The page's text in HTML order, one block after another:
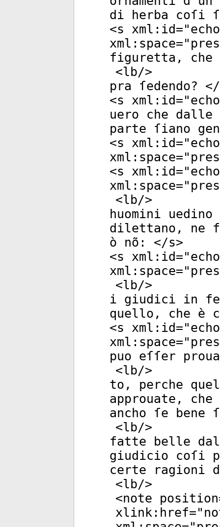
di herba coſi
<s xml:id="
xml:space="
figuretta,
<lb/>
pra ſedendo? </
<s xml:id="
uero che
parte ſiano
<s xml:id="
xml:space="
<s xml:id="
xml:space="
<lb/>
huomini
dilettano, ne
ò nõ: </s>
<s xml:id="
xml:space="
<lb/>
i giudici in
quello, che è
<s xml:id="
xml:space="
puo eſſer
<lb/>
to, perche
approuate,
ancho ſe bene
<lb/>
fatte belle
giudicio coſi
certe ragioni
<lb/>
<note position
xlink:href="